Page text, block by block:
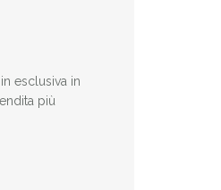
esclusiva in
più